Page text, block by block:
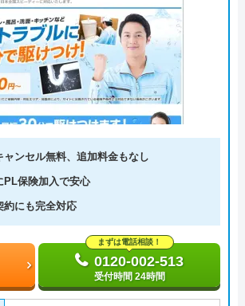
ャンセル無料、追加料金もなし
PL保険加入で安心
約にも完全対応
まずは電話相談！
0120-002-513
受付時間 24時間